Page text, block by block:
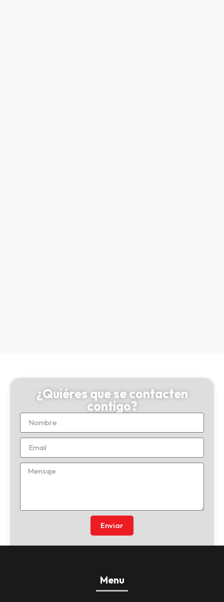
¿Quiéres que se contacten
contigo?
Enviar
Menu